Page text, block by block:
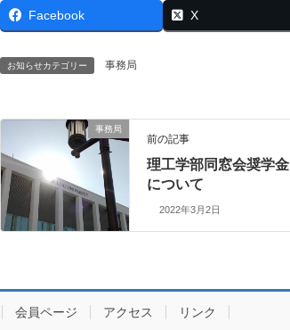
Facebook X
お知らせカテゴリー 事務局
事務局
前の記事
理工学部同窓会奨学金
について
2022年3月2日
会員ページ アクセス リンク